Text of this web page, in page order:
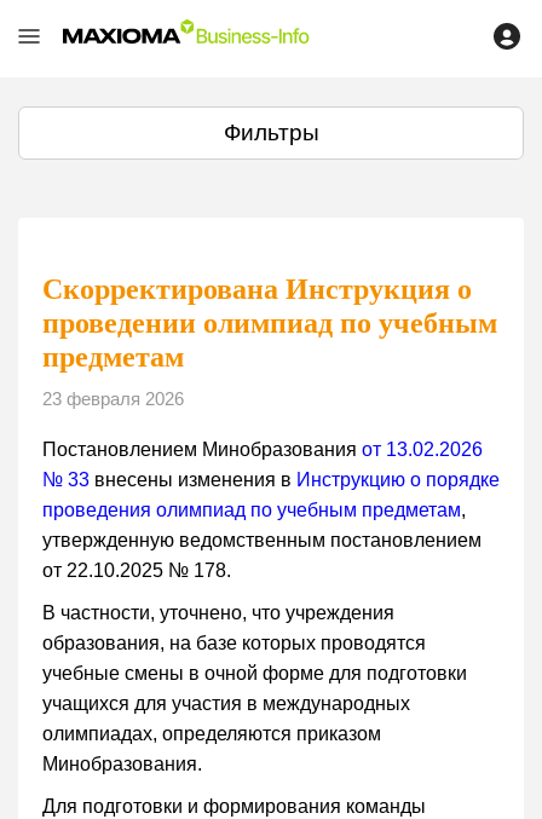
Фильтры
Скорректирована Инструкция о
проведении олимпиад по учебным
предметам
23 февраля 2026
Постановлением Минобразования от 13.02.2026
№ 33 внесены изменения в Инструкцию о порядке
проведения олимпиад по учебным предметам,
утвержденную ведомственным постановлением
от 22.10.2025 № 178.
В частности, уточнено, что учреждения
образования, на базе которых проводятся
учебные смены в очной форме для подготовки
учащихся для участия в международных
олимпиадах, определяются приказом
Минобразования.
Для подготовки и формирования команды